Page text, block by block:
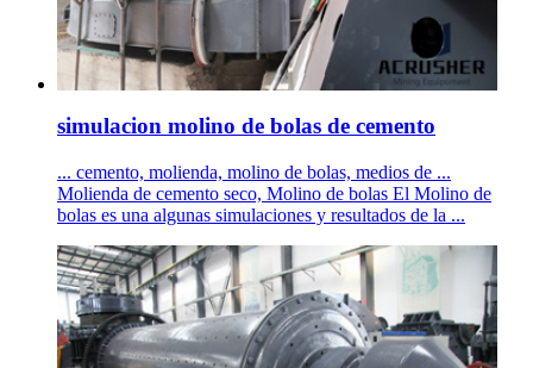
simulacion molino de bolas de cemento
... cemento, molienda, molino de bolas, medios de ...
Molienda de cemento seco, Molino de bolas El Molino de
bolas es una algunas simulaciones y resultados de la ...